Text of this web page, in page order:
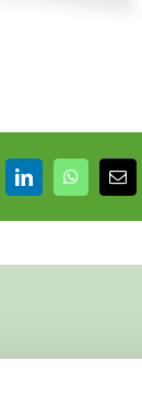
LinkedIn
E-